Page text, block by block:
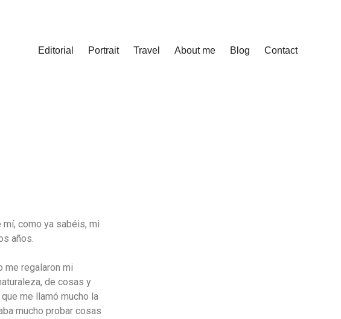
Editorial Portrait Travel About me Blog Contact
como ya sabéis, mi
años.
me regalaron mi
de cosas y
me llamó mucho la
mucho probar cosas